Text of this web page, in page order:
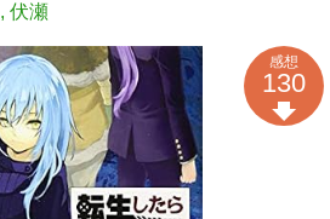
, 伏瀬
感想
130